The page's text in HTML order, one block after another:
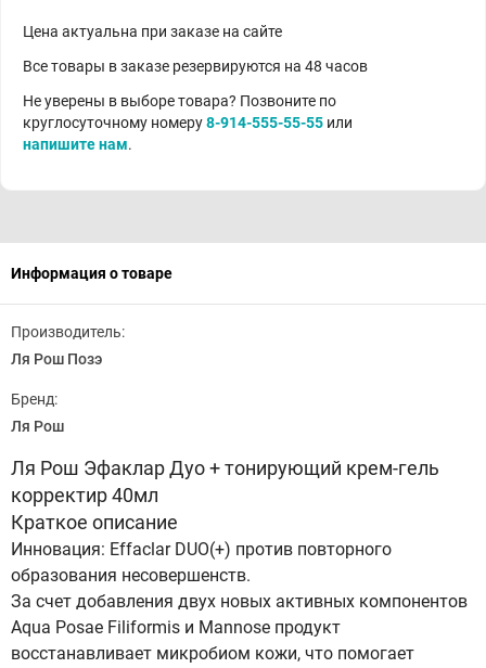
Цена актуальна при заказе на сайте
Все товары в заказе резервируются на 48 часов
Не уверены в выборе товара? Позвоните по
круглосуточному номеру8-914-555-55-55 или
напишите нам.
Информация о товаре
Производитель:
Ля Рош Позэ
Бренд:
Ля Рош
Ля Рош Эфаклар Дуо + тонирующий крем-гель
корректир 40мл
Краткое описание
Инновация: Effaclar DUO(+) против повторного
образования несовершенств.
За счет добавления двух новых активных компонентов
Aqua Posae Filiformis и Mannose продукт
восстанавливает микробиом кожи, что помогает